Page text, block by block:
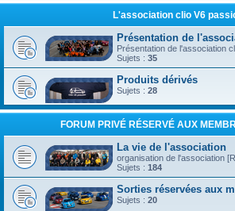
L'association clio V6
Présentation de
Présentation de l'association
Sujets : 35
Produits dérivés
Sujets : 28
FORUM PRIVÉ RÉSERVÉ AUX
La vie de l'association
organisation de l'association
Sujets : 184
Sorties réservées aux
Sujets : 20